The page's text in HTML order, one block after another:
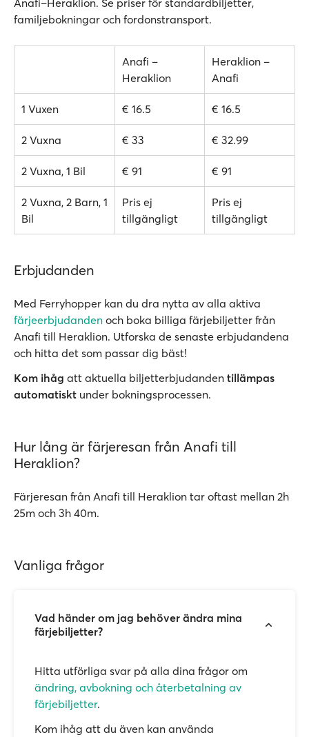
Anafi–Heraklion. Se priser för standardbiljetter,
familjebokningar och fordonstransport.
Anafi –
Heraklion
Heraklion –
Anafi
1 Vuxen € 16.5 € 16.5
2 Vuxna € 33 € 32.99
2 Vuxna, 1 Bil € 91 € 91
2 Vuxna, 2 Barn, 1
Bil
Pris ej
tillgängligt
Pris ej
tillgängligt
Erbjudanden
Med Ferryhopper kan du dra nytta av alla aktiva
färjeerbjudanden och boka billiga färjebiljetter från
Anafi till Heraklion. Utforska de senaste erbjudandena
och hitta det som passar dig bäst!
Kom ihåg att aktuella biljetterbjudanden tillämpas
automatiskt under bokningsprocessen.
Hur lång är färjeresan från Anafi till
Heraklion?
Färjeresan från Anafi till Heraklion tar oftast mellan 2h
25m och 3h 40m.
Vanliga frågor
Vad händer om jag behöver ändra mina
färjebiljetter?
Hitta utförliga svar på alla dina frågor om
ändring, avbokning och återbetalning av
färjebiljetter.
Kom ihåg att du även kan använda